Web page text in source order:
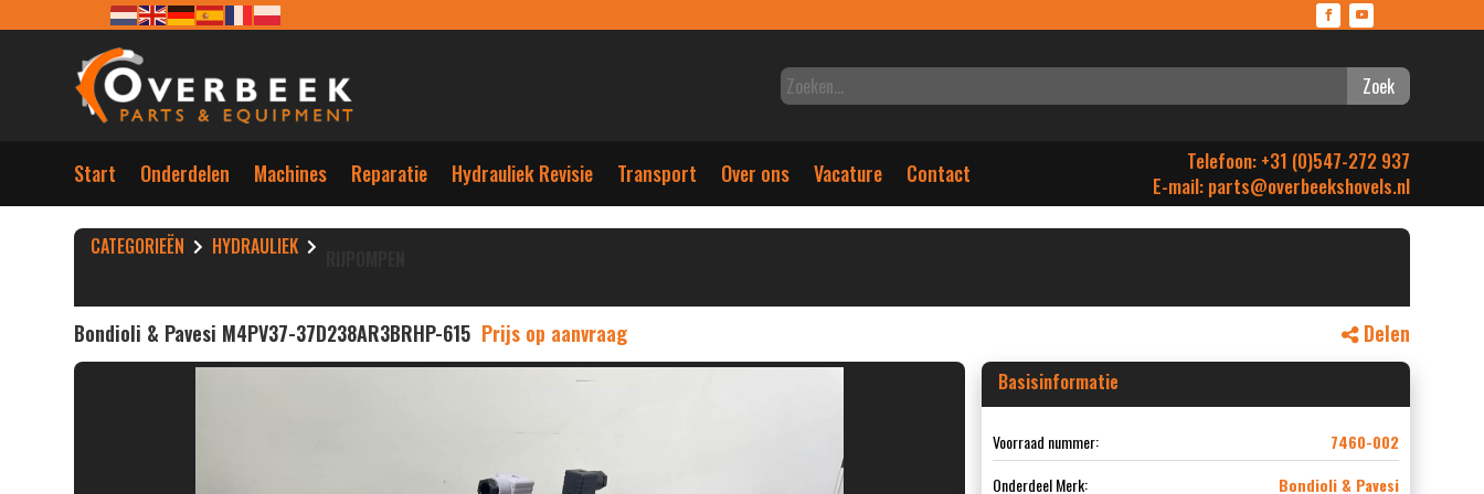
Zoek
Start Onderdelen Machines Reparatie Hydrauliek Revisie Transport Over ons Vacature Contact
Telefoon: +31 (0)547-272 937
E-mail: parts@overbeekshovels.nl
CATEGORIEËN HYDRAULIEK
Bondioli & Pavesi M4PV37-37D238AR3BRHP-615 Prijs op aanvraag Delen
Basisinformatie
Voorraad nummer:
7460-002
Onderdeel Merk:
Bondioli & Pavesi